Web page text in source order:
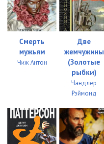
Смерть
мужьям
Чиж Антон
Две
жемчужины
(Золотые
рыбки)
Чандлер
Рэймонд